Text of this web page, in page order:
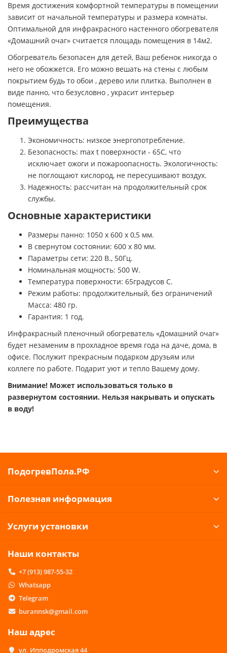
Время достижения комфортной температуры в помещении
зависит от начальной температуры и размера комнаты.
Оптимальной для инфракрасного настенного обогревателя
«Домашний очаг» считается площадь помещения в 14м2.
Обогреватель безопасен для детей, Ваш ребенок никогда о
него не обожжется. Его можно вешать на стены с любым
покрытием будь то обои , дерево или плитка. Выполнен в
виде панно, что безусловно , украсит интерьер
помещения.
Преимущества
Экономичность: низкое энергопотребление.
Безопасность: max t поверхности - 65С, что
исключает ожоги и пожароопасность. Экологичность:
не поглощают кислород, не пересушивают воздух.
Надежность: рассчитан на продолжительный срок
службы.
Основные характеристики
Размеры панно: 1050 х 600 х 0,5 мм.
В свернутом состоянии: 600 х 80 мм.
Параметры сети: 220 В., 50Гц.
Номинальная мощность: 500 W.
Температура поверхности: 65градусов С.
Режим работы: продолжительный, без ограничений
Масса: 480 гр.
Гарантия: 1 год.
Инфракрасный пленочный обогреватель «Домашний очаг»
будет незаменим в прохладное время года на даче, дома, в
офисе. Послужит прекрасным подарком друзьям или
коллеге по работе. Подарит уют и тепло Вашему дому.
Внимание! Может использоваться только в
развернутом состоянии. Нельзя накрывать и опускать
в воду!
ПодогревПола.РФ
Полезная информация
Услуги установки
Наши контакты
+7 (913) 987-55-32
Whatsapp
Telegram
burannsk@gmail.com
Наш адрес
ул. Ипподромская 44